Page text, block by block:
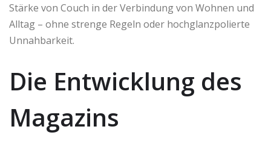
Stärke von Couch in der Verbindung von Wohnen und
Alltag – ohne strenge Regeln oder hochglanzpolierte
Unnahbarkeit.
Die Entwicklung des
Magazins